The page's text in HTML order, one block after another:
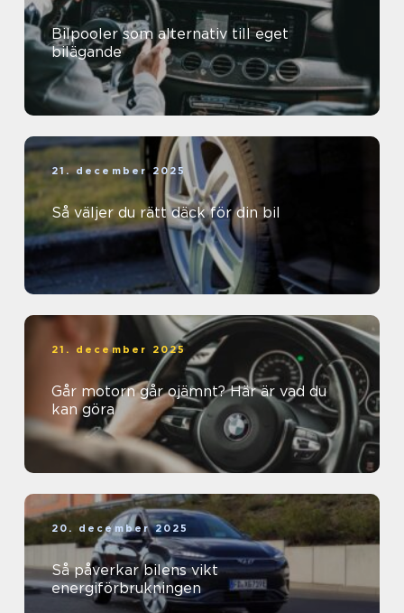
Bilpooler som alternativ till eget
bilägande
21. december 2025
Så väljer du rätt däck för din bil
21. december 2025
Går motorn går ojämnt? Här är vad du
kan göra
20. december 2025
Så påverkar bilens vikt
energiförbrukningen